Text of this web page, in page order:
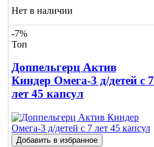
Нет в наличии
Сообщить
о наличии
-7%
Топ
Доппельгерц Актив
Киндер Омега-3 д/детей с 7
лет 45 капсул
Добавить в избранное